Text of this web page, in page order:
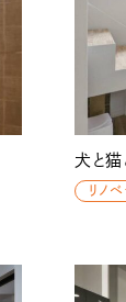
犬と
リノ